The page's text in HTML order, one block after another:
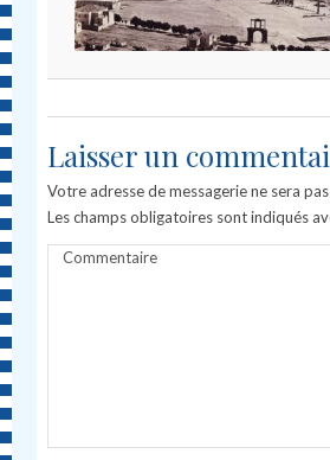
Laisser un
Votre adresse de messagerie ne sera
Les champs obligatoires sont indiqués
Commentaire